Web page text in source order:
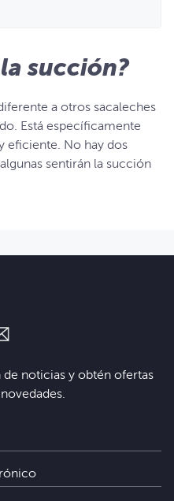
succión?
a otros sacaleches
Está específicamente
eficiente. No hay dos
sentirán la succión
noticias y obtén ofertas